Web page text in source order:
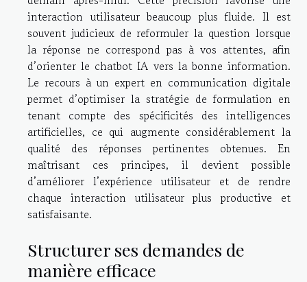
interaction utilisateur beaucoup plus fluide. Il est
souvent judicieux de reformuler la question lorsque
la réponse ne correspond pas à vos attentes, afin
d’orienter le chatbot IA vers la bonne information.
Le recours à un expert en communication digitale
permet d’optimiser la stratégie de formulation en
tenant compte des spécificités des intelligences
artificielles, ce qui augmente considérablement la
qualité des réponses pertinentes obtenues. En
maîtrisant ces principes, il devient possible
d’améliorer l’expérience utilisateur et de rendre
chaque interaction utilisateur plus productive et
satisfaisante.
Structurer ses demandes de
manière efficace